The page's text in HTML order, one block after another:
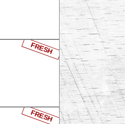
FRESH
FRESH